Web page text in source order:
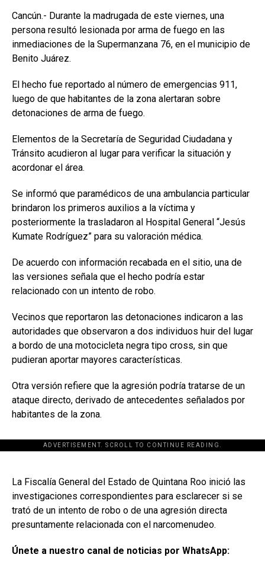
Cancún.- Durante la madrugada de este viernes, una
persona resultó lesionada por arma de fuego en las
inmediaciones de la Supermanzana 76, en el municipio de
Benito Juárez.
El hecho fue reportado al número de emergencias 911,
luego de que habitantes de la zona alertaran sobre
detonaciones de arma de fuego.
Elementos de la Secretaría de Seguridad Ciudadana y
Tránsito acudieron al lugar para verificar la situación y
acordonar el área.
Se informó que paramédicos de una ambulancia particular
brindaron los primeros auxilios a la víctima y
posteriormente la trasladaron al Hospital General “Jesús
Kumate Rodríguez” para su valoración médica.
De acuerdo con información recabada en el sitio, una de
las versiones señala que el hecho podría estar
relacionado con un intento de robo.
Vecinos que reportaron las detonaciones indicaron a las
autoridades que observaron a dos individuos huir del lugar
a bordo de una motocicleta negra tipo cross, sin que
pudieran aportar mayores características.
Otra versión refiere que la agresión podría tratarse de un
ataque directo, derivado de antecedentes señalados por
habitantes de la zona.
ADVERTISEMENT. SCROLL TO CONTINUE READING.
[adsforwp id="243463"]
La Fiscalía General del Estado de Quintana Roo inició las
investigaciones correspondientes para esclarecer si se
trató de un intento de robo o de una agresión directa
presuntamente relacionada con el narcomenudeo.
Únete a nuestro canal de noticias por WhatsApp: